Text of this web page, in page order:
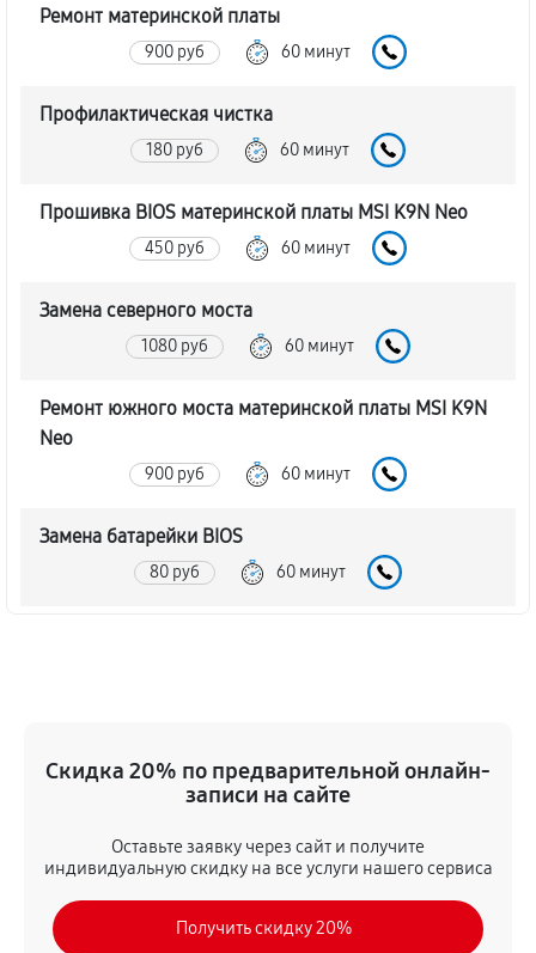
Ремонт материнской платы
900 руб 60 минут
Профилактическая чистка
180 руб 60 минут
Прошивка BIOS материнской платы MSI K9N Neo
450 руб 60 минут
Замена северного моста
1080 руб 60 минут
Ремонт южного моста материнской платы MSI K9N
Neo
900 руб 60 минут
Замена батарейки BIOS
80 руб 60 минут
Скидка 20% по предварительной онлайн-
записи на сайте
Оставьте заявку через сайт и получите
индивидуальную скидку на все услуги нашего сервиса
Получить скидку 20%